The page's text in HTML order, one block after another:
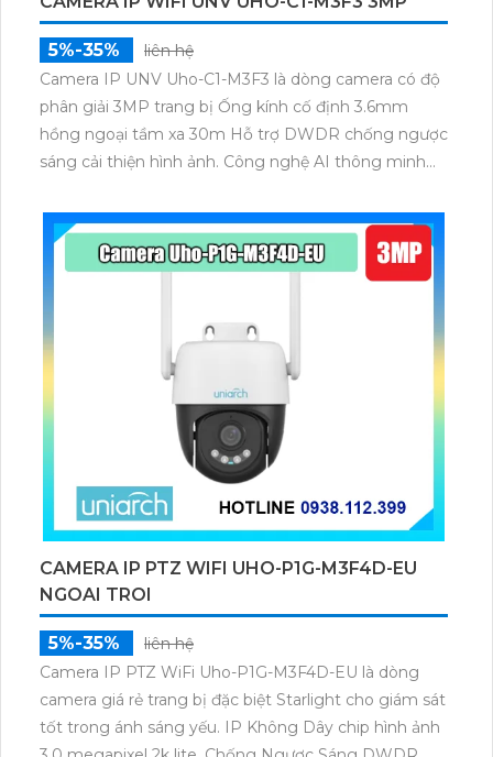
5%-35%
liên hệ
Camera IP UNV Uho-C1-M3F3 là dòng camera có độ
phân giải 3MP trang bị Ống kính cố định 3.6mm
hồng ngoại tầm xa 30m Hỗ trợ DWDR chống ngược
sáng cải thiện hình ảnh. Công nghệ AI thông minh
CAMERA IP PTZ WIFI UHO-P1G-M3F4D-EU
NGOAI TROI
5%-35%
liên hệ
Camera IP PTZ WiFi Uho-P1G-M3F4D-EU là dòng
camera giá rẻ trang bị đặc biệt Starlight cho giám sát
tốt trong ánh sáng yếu. IP Không Dây chip hình ảnh